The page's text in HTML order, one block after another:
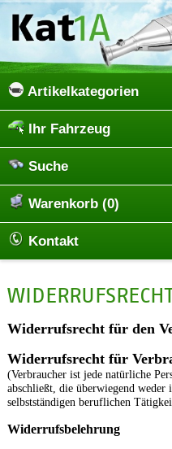
Artikelkategorien
Ihr Fahrzeug
Suche
Warenkorb (0)
Kontakt
Widerrufsrecht für den
Widerrufsrecht für
(Verbraucher ist jede natürliche
abschließt, die überwiegend
selbstständigen beruflichen
Widerrufsbelehrung